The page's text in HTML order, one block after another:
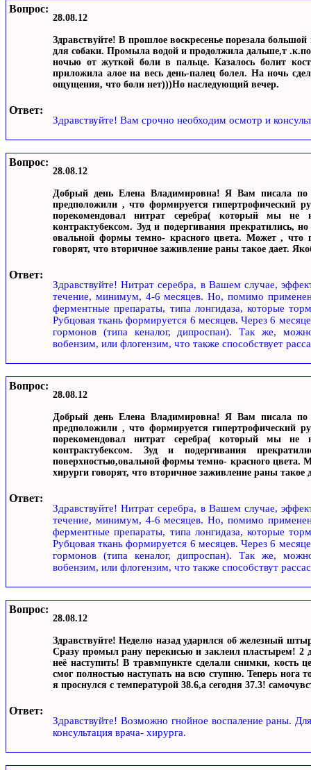
Вопрос:
28.08.12
Здравствуйте! В прошлое воскресенье порезала
для собаки. Промыла водой и продолжила дальше,т
ночью от жуткой боли в пальце. Казалось болит
приложила алое на весь день-палец болел. На ночь
ощущения, что боли нет)))Но наследующий вечер.
Ответ:
Здравствуйте! Вам срочно необходим осмотр и
Вопрос:
28.08.12
Добрый день Елена Владимировна! Я Вам писала
предположили , что формируется гипертрофический
порекомендовал нитрат серебра( который мы не
контрактубексом. Зуд и подергивания
овальной формы темно- красного цвета. Может , что
говорят, что вторичное заживление раны такое дает.
Ответ:
Здравствуйте! Нитрат серебра, в Вашем случае,
течение, минимум, 4-6 месяцев. Но, помимо
ферментные препараты, типа лонгидаза, которые
Рубцовая ткань формируется 6 месяцев. Через 6
гормонов (типа кеналог, дипроспан). Так же,
вобензим, или флогензим, что также способствует
Вопрос:
28.08.12
Добрый день Елена Владимировна! Я Вам писала
предположили , что формируется гипертрофический
порекомендовал нитрат серебра( который мы не
контрактубексом. Зуд и подергивания
поверхностью,овальной формы темно- красного цвета.
хирурги говорят, что вторичное заживление раны такое
Ответ:
Здравствуйте! Нитрат серебра, в Вашем случае,
течение, минимум, 4-6 месяцев. Но, помимо
ферментные препараты, типа лонгидаза, которые
Рубцовая ткань формируется 6 месяцев. Через 6
гормонов (типа кеналог, дипроспан). Так же,
вобензим, или флогензим, что также способствут
Вопрос:
28.08.12
Здравствуйте! Неделю назад ударился об железный
Сразу промыл рану перекисью и заклеил пластырем! 2
неё наступить! В травмпункте сделали снимки, кость
смог полностью наступать на всю ступню. Теперь нога
я проснулся с температурой 38.6,а сегодня 37.3!
Ответ:
Здравствуйте! Возможно гнойное воспаление раны.
консультация врача- хирурга.